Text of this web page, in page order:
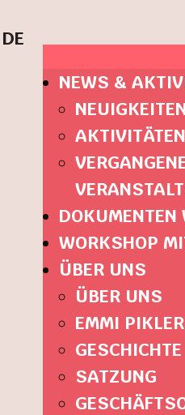
NEWS &
AKTIVITÄTEN
DOKUMENTEN
WORKSHOP
ÜBER UNS
ÜBER UNS
EMMI PIKLER
GESCHICHTE
SATZUNG
DE